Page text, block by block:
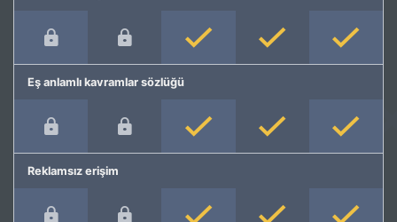
Eş anlamlı kavramlar sözlüğü
Reklamsız erişim